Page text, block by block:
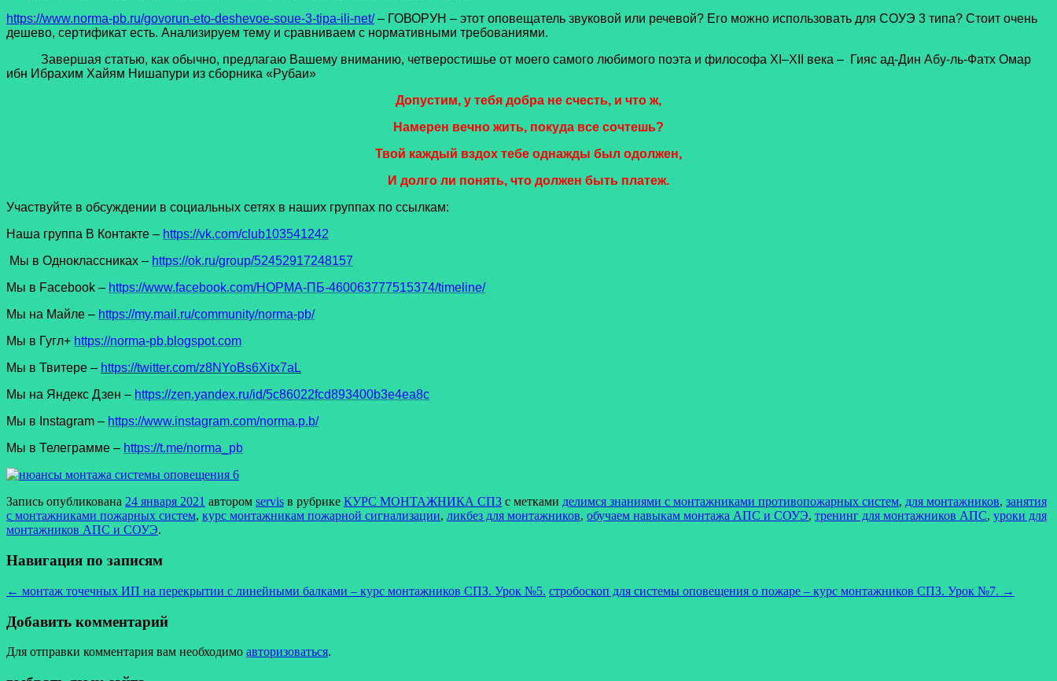
https://www.norma-pb.ru/govorun-eto-deshevoe-soue-3-tipa-ili-net/– ГОВОРУН – этот оповещатель звуковой или речевой? Его можно использовать для СОУЭ 3 типа? Стоит очень
дешево, сертификат есть. Анализируем тему и сравниваем с нормативными требованиями.
Завершая статью, как обычно, предлагаю Вашему вниманию, четверостишье от моего самого любимого поэта и философа XI–XII века – Гияс ад-Дин Абу-ль-Фатх Омар
ибн Ибрахим Хайям Нишапури из сборника «Рубаи»
Допустим, у тебя добра не счесть, и что ж,
Намерен вечно жить, покуда все сочтешь?
Твой каждый вздох тебе однажды был одолжен,
И долго ли понять, что должен быть платеж.
Участвуйте в обсуждении в социальных сетях в наших группах по ссылкам:
Наша группа В Контакте – https://vk.com/club103541242
Мы в Одноклассниках – https://ok.ru/group/52452917248157
Мы в Facеbook – https://www.facebook.com/НОРМА-ПБ-460063777515374/timeline/
Мы на Майле – https://my.mail.ru/community/norma-pb/
Мы в Гугл+ https://norma-pb.blogspot.com
Мы в Твитере – https://twitter.com/z8NYoBs6Xitx7aL
Мы на Яндекс Дзен – https://zen.yandex.ru/id/5c86022fcd893400b3e4ea8c
Мы в Instagram – https://www.instagram.com/norma.p.b/
Мы в Телеграмме – https://t.me/norma_pb
Запись опубликована 24 января 2021 автором servis в рубрике КУРС МОНТАЖНИКА СПЗ с метками делимся знаниями с монтажниками противопожарных систем, для монтажников, занятия
с монтажниками пожарных систем, курс монтажникам пожарной сигнализации, ликбез для монтажников, обучаем навыкам монтажа АПС и СОУЭ, тренинг для монтажников АПС, уроки для
монтажников АПС и СОУЭ.
Навигация по записям
← монтаж точечных ИП на перекрытии с линейными балками – курс монтажников СПЗ. Урок №5. стробоскоп для системы оповещения о пожаре – курс монтажников СПЗ. Урок №7. →
Добавить комментарий
Для отправки комментария вам необходимо авторизоваться.